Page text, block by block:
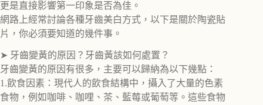
更是直接影響第一印象是否為佳。
網路上經常討論各種牙齒美白方式，以下是關於陶瓷貼
片，你必須要知道的幾件事。
➤ 牙齒變黃的原因？牙齒黃該如何處置？
牙齒變黃的原因有很多，主要可以歸納為以下幾點：
1.飲食因素：現代人的飲食結構中，攝入了大量的色素
食物，例如咖啡、咖哩、茶、藍莓或葡萄等。這些食物